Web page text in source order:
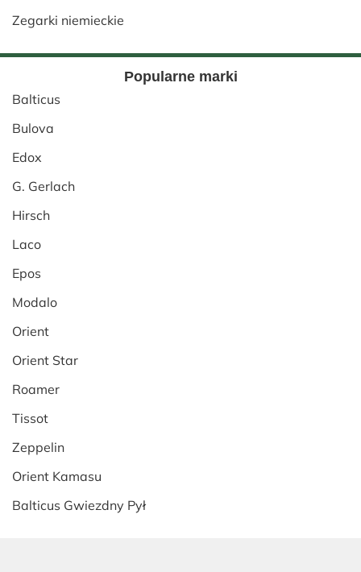
Zegarki niemieckie
Popularne marki
Balticus
Bulova
Edox
G. Gerlach
Hirsch
Laco
Epos
Modalo
Orient
Orient Star
Roamer
Tissot
Zeppelin
Orient Kamasu
Balticus Gwiezdny Pył